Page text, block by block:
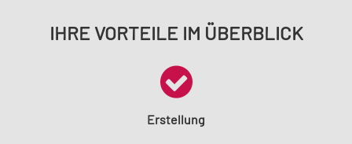
IHRE VORTEILE IM ÜBERBLICK
Erstellung